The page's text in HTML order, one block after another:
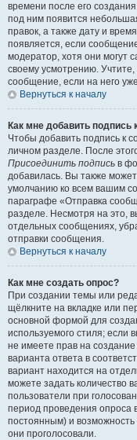
времени после его
под ним появится
правок, а также дату и
появляется, если
модератор, хотя они могут
своему усмотрению.
сообщение, если на него
Вернуться к началу
Как мне добавить
Чтобы добавить подпись к
личном разделе. После
Присоединить подпись в
добавилась. Вы также
умолчанию ко всем вашим
параграфе «Отправка
разделе. Несмотря на это,
отдельных сообщениях,
отправки сообщения.
Вернуться к началу
Как мне создать опрос?
При создании темы или
щёлкните на вкладке или
основной формой для
используемого стиля; если
не имеете прав на
варианта ответа в
вариант находится на
можете задать количество
пользователи при
период проведения опроса
постоянным) и возможность
они проголосовали.